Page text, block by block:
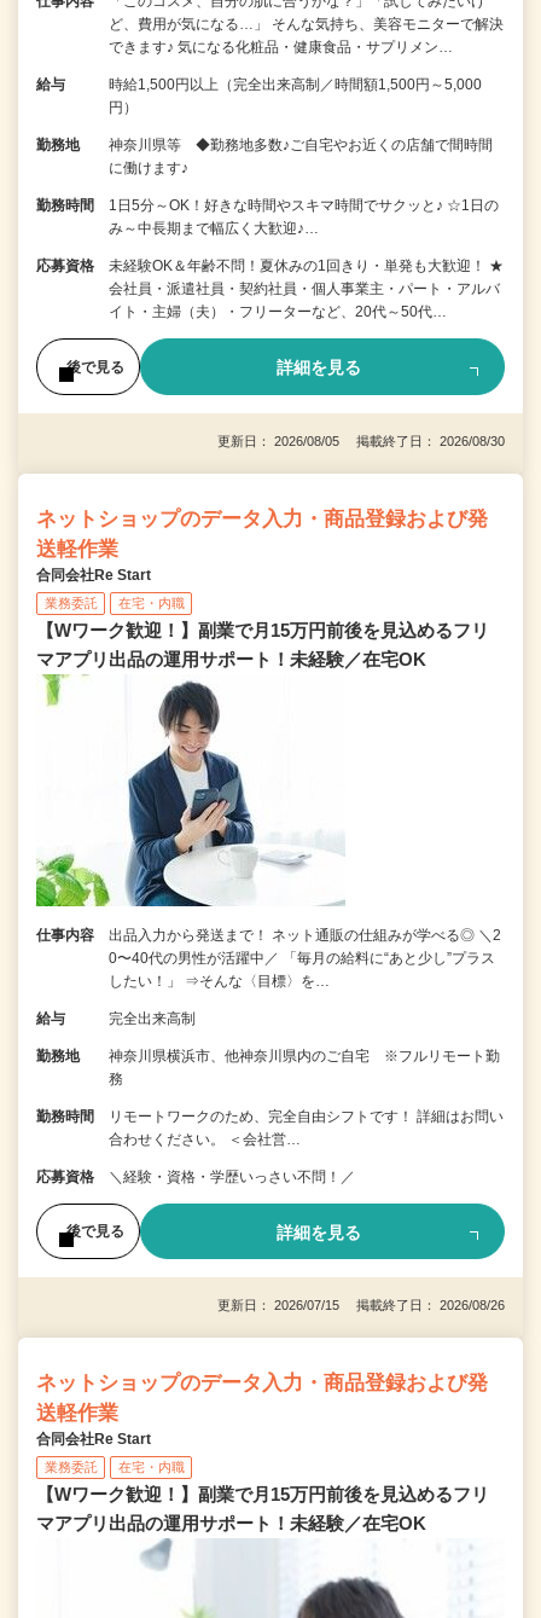
ど、費用が気になる…」 そんな気持ち、美容モニターで解決
できます♪ 気になる化粧品・健康食品・サプリメン…
給与
時給1,500円以上（完全出来高制／時間額1,500円～5,000
円）
勤務地
神奈川県等 ◆勤務地多数♪ご自宅やお近くの店舗で間時間
に働けます♪
勤務時間
1日5分～OK！好きな時間やスキマ時間でサクッと♪ ☆1日の
み～中長期まで幅広く大歓迎♪…
応募資格
未経験OK＆年齢不問！夏休みの1回きり・単発も大歓迎！ ★
会社員・派遣社員・契約社員・個人事業主・パート・アルバ
イト・主婦（夫）・フリーターなど、20代～50代…
後で見る 詳細を見る
更新日： 2026/08/05 掲載終了日： 2026/08/30
ネットショップのデータ入力・商品登録および発
送軽作業
合同会社Re Start
業務委託 在宅・内職
【Wワーク歓迎！】副業で月15万円前後を見込めるフリ
マアプリ出品の運用サポート！未経験／在宅OK
仕事内容
出品入力から発送まで！ ネット通販の仕組みが学べる◎ ＼2
0〜40代の男性が活躍中／ 「毎月の給料に“あと少し”プラス
したい！」 ⇒そんな〈目標〉を…
給与 完全出来高制
勤務地
神奈川県横浜市、他神奈川県内のご自宅 ※フルリモート勤
務
勤務時間
リモートワークのため、完全自由シフトです！ 詳細はお問い
合わせください。 ＜会社営…
応募資格 ＼経験・資格・学歴いっさい不問！／
後で見る 詳細を見る
更新日： 2026/07/15 掲載終了日： 2026/08/26
ネットショップのデータ入力・商品登録および発
送軽作業
合同会社Re Start
業務委託 在宅・内職
【Wワーク歓迎！】副業で月15万円前後を見込めるフリ
マアプリ出品の運用サポート！未経験／在宅OK